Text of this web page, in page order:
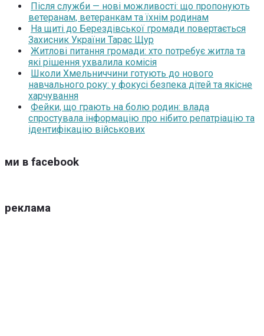
Після служби — нові можливості: що пропонують
ветеранам, ветеранкам та їхнім родинам
На щиті до Берездівської громади повертається
Захисник України Тарас Щур
Житлові питання громади: хто потребує житла та
які рішення ухвалила комісія
Школи Хмельниччини готують до нового
навчального року: у фокусі безпека дітей та якісне
харчування
Фейки, що грають на болю родин: влада
спростувала інформацію про нібито репатріацію та
ідентифікацію військових
ми в facebook
реклама